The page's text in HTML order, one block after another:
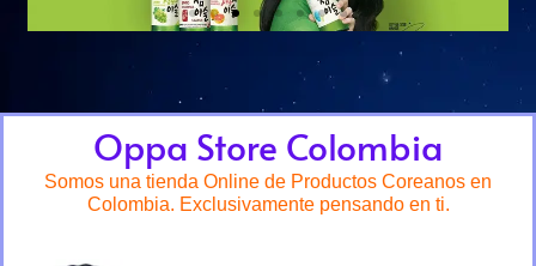
Oppa Store Colombia
Somos una tienda Online de Productos Coreanos en
Colombia. Exclusivamente pensando en ti.